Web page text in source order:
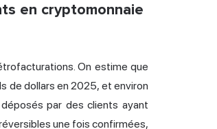
en cryptomonnaie
On estime que
de dollars en 2025, et environ
par des clients ayant
une fois confirmées,